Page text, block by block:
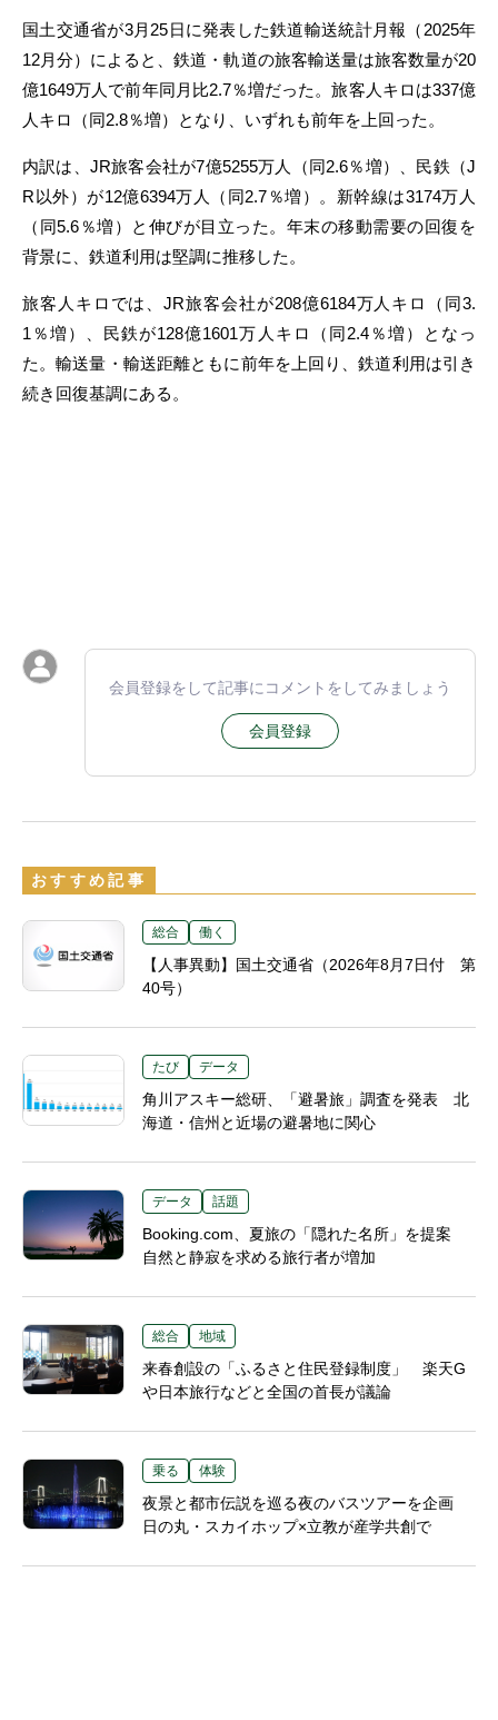
国土交通省が3月25日に発表した鉄道輸送統計月報（2025年
12月分）によると、鉄道・軌道の旅客輸送量は旅客数量が20
億1649万人で前年同月比2.7％増だった。旅客人キロは337億
人キロ（同2.8％増）となり、いずれも前年を上回った。
内訳は、JR旅客会社が7億5255万人（同2.6％増）、民鉄（J
R以外）が12億6394万人（同2.7％増）。新幹線は3174万人
（同5.6％増）と伸びが目立った。年末の移動需要の回復を
背景に、鉄道利用は堅調に推移した。
旅客人キロでは、JR旅客会社が208億6184万人キロ（同3.
1％増）、民鉄が128億1601万人キロ（同2.4％増）となっ
た。輸送量・輸送距離ともに前年を上回り、鉄道利用は引き
続き回復基調にある。
会員登録をして記事にコメントをしてみましょう
会員登録
おすすめ記事
総合 働く
【人事異動】国土交通省（2026年8月7日付 第
40号）
たび データ
角川アスキー総研、「避暑旅」調査を発表 北
海道・信州と近場の避暑地に関心
データ 話題
Booking.com、夏旅の「隠れた名所」を提案
自然と静寂を求める旅行者が増加
総合 地域
来春創設の「ふるさと住民登録制度」 楽天G
や日本旅行などと全国の首長が議論
乗る 体験
夜景と都市伝説を巡る夜のバスツアーを企画
日の丸・スカイホップ×立教が産学共創で